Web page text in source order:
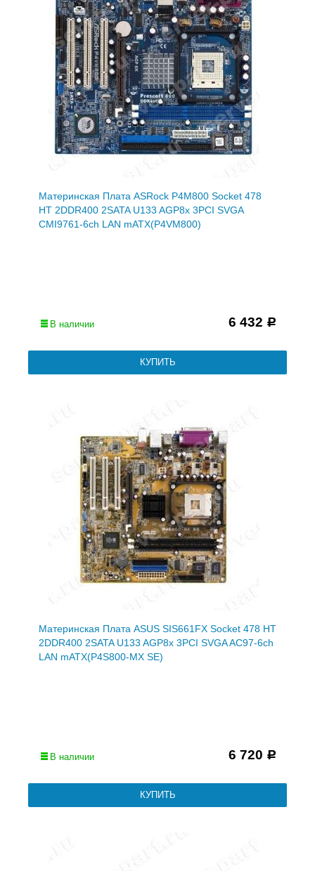
Материнская Плата ASRock P4M800 Socket 478
HT 2DDR400 2SATA U133 AGP8x 3PCI SVGA
CMI9761-6ch LAN mATX(P4VM800)
В наличии 6 432 Р
Материнская Плата ASUS SIS661FX Socket 478 HT
2DDR400 2SATA U133 AGP8x 3PCI SVGA AC97-6ch
LAN mATX(P4S800-MX SE)
В наличии 6 720 Р